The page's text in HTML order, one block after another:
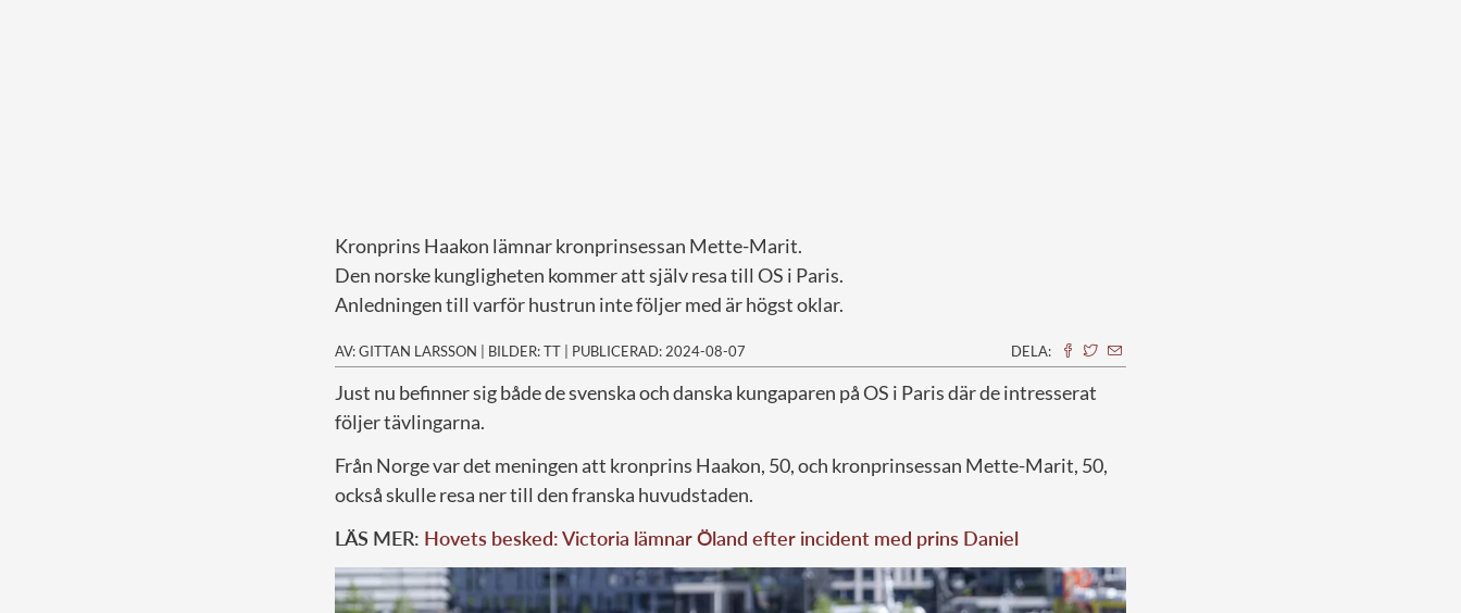
Kronprins Haakon lämnar kronprinsessan Mette-Marit.
Den norske kungligheten kommer att själv resa till OS i Paris.
Anledningen till varför hustrun inte följer med är högst oklar.
AV: GITTAN LARSSON | BILDER: TT | PUBLICERAD: 2024-08-07 DELA:
Just nu befinner sig både de svenska och danska kungaparen på OS i Paris där de intresserat
följer tävlingarna.
Från Norge var det meningen att kronprins Haakon, 50, och kronprinsessan Mette-Marit, 50,
också skulle resa ner till den franska huvudstaden.
LÄS MER: Hovets besked: Victoria lämnar Öland efter incident med prins Daniel